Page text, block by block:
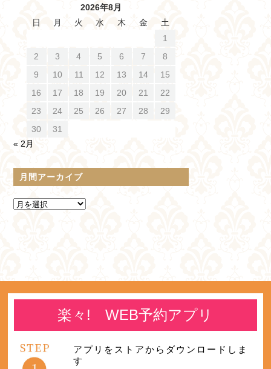
2026年8月
日
月 火 水 木 金
土
1
2
3 4 5 6 7
8
9
10 11 12 13 14
15
16
17 18 19 20 21
22
23
24 25 26 27 28
29
30
31
« 2月
月間アーカイブ
楽々! WEB予約アプリ
アプリをストアからダウンロードしま
す